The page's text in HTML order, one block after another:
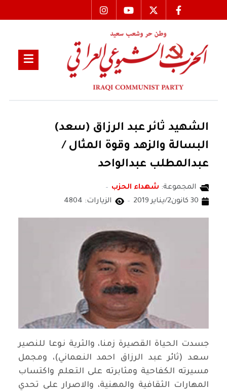
الشهيد ثائر عبد الرزاق (سعد)
البسالة والزهد وقوة المثال /
عبدالمطلب عبدالواحد
المجموعة: شهداء الحزب
30 كانون2/يناير 2019
الزيارات: 4804
جسدت الحياة القصيرة زمنا، والثرية نوعا للنصير
سعد (ثائر عبد الرزاق احمد النعماني)، ومجمل
مسيرته الكفاحية ومثابرته على التعلم واكتساب
المهارات الثقافية والمهنية، والاصرار على تحدي